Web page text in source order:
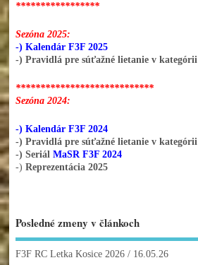
*****************
Sezóna 2025:
-) Kalendár F3F 2025
-) Pravidlá pre súťažné lietanie v kategórii
****************************
Sezóna 2024:
-) Kalendár F3F 2024
-) Pravidlá pre súťažné lietanie v kategórii
-) Seriál MaSR F3F 2024
-) Reprezentácia 2025
Posledné zmeny v článkoch
F3F RC Letka Kosice 2026/ 16.05.26